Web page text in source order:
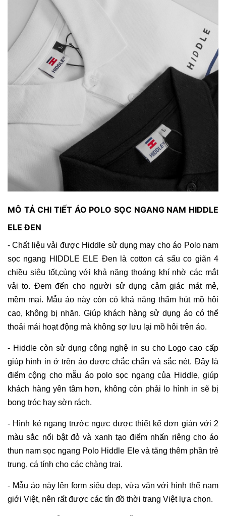
MÔ TẢ CHI TIẾT ÁO POLO SỌC NGANG NAM HIDDLE
ELE ĐEN
- Chất liệu vải được Hiddle sử dụng may cho áo Polo nam
sọc ngang HIDDLE ELE Đen là cotton cá sấu co giãn 4
chiều siêu tốt,cùng với khả năng thoáng khí nhờ các mắt
vải to. Đem đến cho người sử dụng cảm giác mát mẻ,
mềm mại. Mẫu áo này còn có khả năng thấm hút mồ hôi
cao, không bị nhăn. Giúp khách hàng sử dụng áo có thể
thoải mái hoạt động mà không sợ lưu lại mồ hôi trên áo.
- Hiddle còn sử dụng công nghệ in su cho Logo cao cấp
giúp hình in ở trên áo được chắc chắn và sắc nét. Đây là
điểm cộng cho mẫu áo polo sọc ngang của Hiddle, giúp
khách hàng yên tâm hơn, không còn phải lo hình in sẽ bị
bong tróc hay sờn rách.
- Hình kẻ ngang trước ngực được thiết kế đơn giản với 2
màu sắc nổi bật đỏ và xanh tạo điểm nhấn riêng cho áo
thun nam sọc ngang Polo Hiddle Ele và tăng thêm phần trẻ
trung, cá tính cho các chàng trai.
- Mẫu áo này lên form siêu đẹp, vừa vặn với hình thể nam
giới Việt, nên rất được các tín đồ thời trang Việt lựa chọn.